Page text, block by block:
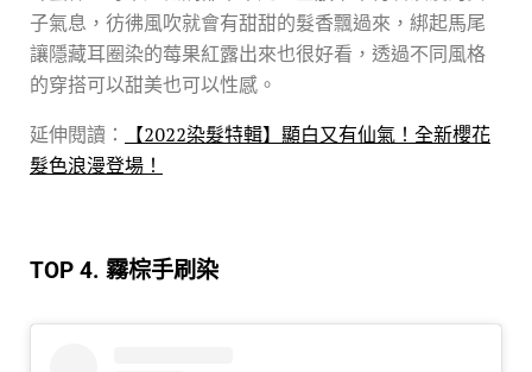
子氣息，彷彿風吹就會有甜甜的髮香飄過來，綁起馬尾
讓隱藏耳圈染的莓果紅露出來也很好看，透過不同風格
的穿搭可以甜美也可以性感。
延伸閱讀：
【2022染髮特輯】顯白又有仙氣！全新櫻花
髮色浪漫登場！
TOP 4. 霧棕手刷染